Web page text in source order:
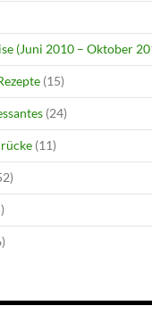
(Juni 2010 – Oktober
(15)
(24)
(11)